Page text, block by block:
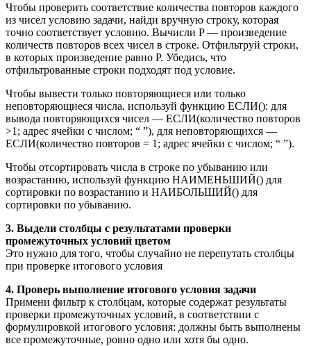
Чтобы проверить соответствие количества повторов каждого
из чисел условию задачи, найди вручную строку, которая
точно соответствует условию. Вычисли P — произведение
количеств повторов всех чисел в строке. Отфильтруй строки,
в которых произведение равно P. Убедись, что
отфильтрованные строки подходят под условие.
Чтобы вывести только повторяющиеся или только
неповторяющиеся числа, используй функцию ЕСЛИ(): для
вывода повторяющихся чисел — ЕСЛИ(количество повторов
>1; адрес ячейки с числом; “ ”), для неповторяющихся —
ЕСЛИ(количество повторов = 1; адрес ячейки с числом; “ ”).
Чтобы отсортировать числа в строке по убыванию или
возрастанию, используй функцию НАИМЕНЬШИЙ() для
сортировки по возрастанию и НАИБОЛЬШИЙ() для
сортировки по убыванию.
3. Выдели столбцы с результатами проверки
промежуточных условий цветом
Это нужно для того, чтобы случайно не перепутать столбцы
при проверке итогового условия
4. Проверь выполнение итогового условия задачи
Примени фильтр к столбцам, которые содержат результаты
проверки промежуточных условий, в соответствии с
формулировкой итогового условия: должны быть выполнены
все промежуточные, ровно одно или хотя бы одно.